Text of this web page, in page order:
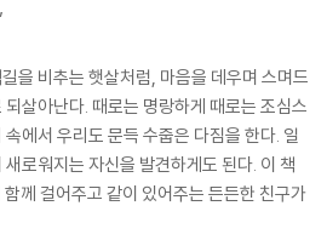
을 비추는 햇살처럼, 마음을 데우며 스며드
살아난다. 때로는 명랑하게 때로는 조심스
에서 우리도 문득 수줍은 다짐을 한다. 일
로워지는 자신을 발견하게도 된다. 이 책
함께 걸어주고 같이 있어주는 든든한 친구가